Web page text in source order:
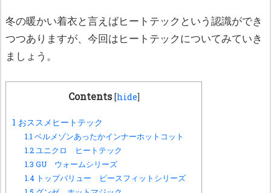
冬の暖かい着衣と言えばヒートテックという認識ができ
つつありますが、今回はヒートテックについてみていき
ましょう。
Contents [hide]
1 おススメヒートテック
1.1 ベルメゾンあったかインナーホットコット
1.2 ユニクロ ヒートテック
1.3 GU ウォームシリーズ
1.4 トップバリュー ピースフィットシリーズ